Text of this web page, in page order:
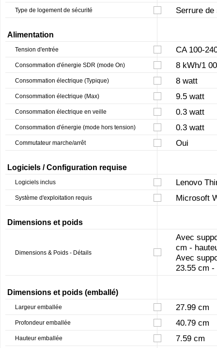
Type de logement de sécurité Serrure
Alimentation
Tension d'entrée CA 100-
Consommation d'énergie SDR (mode On) 8 kWh/1
Consommation électrique (Typique) 8 watt
Consommation électrique (Max) 9.5 watt
Consommation électrique en veille 0.3 watt
Consommation d'énergie (mode hors tension) 0.3 watt
Commutateur marche/arrêt Oui
Logiciels / Configuration requise
Logiciels inclus Lenovo
Système d'exploitation requis Microsoft
Dimensions et poids
Dimensions & Poids - Détails
Avec
cm -
Avec
23.55 cm
Dimensions et poids (emballé)
Largeur emballée 27.99 cm
Profondeur emballée 40.79 cm
Hauteur emballée 7.59 cm